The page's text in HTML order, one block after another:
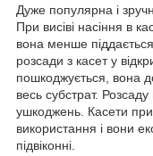
Дуже популярна і
При висіві насіння в
вона менше
розсади з касет у
пошкоджується, вона
весь субстрат.
ушкоджень. Касети
використання і вони
підвіконні.